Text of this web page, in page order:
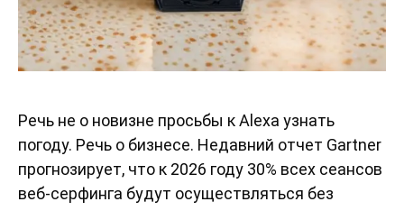
Речь не о новизне просьбы к Alexa узнать
погоду. Речь о бизнесе. Недавний отчет Gartner
прогнозирует, что к 2026 году 30% всех сеансов
веб-серфинга будут осуществляться без